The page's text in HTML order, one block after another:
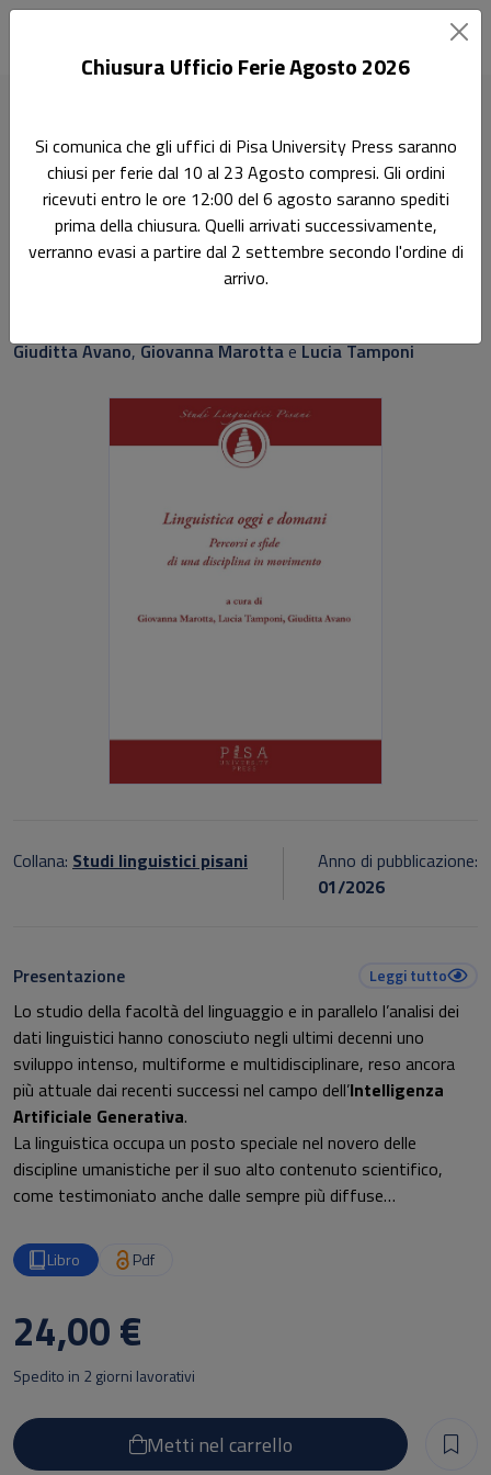
Ricerca
Linguistica oggi e domani
Percorsi e sfide di una disciplina in movimento
Giuditta Avano,Giovanna MarottaeLucia Tamponi
Collana: Studi linguistici pisani
Anno di pubblicazione:
01/2026
Presentazione Leggi tutto
Lo studio della facoltà del linguaggio e in parallelo l’analisi dei
dati linguistici hanno conosciuto negli ultimi decenni uno
sviluppo intenso, multiforme e multidisciplinare, reso ancora
più attuale dai recenti successi nel campo dell’Intelligenza
Artificiale Generativa.
La linguistica occupa un posto speciale nel novero delle
discipline umanistiche per il suo alto contenuto scientifico,
come testimoniato anche dalle sempre più diffuse
tradizionali.
In uno spirito mirato a promuovere il dialogo tra teorie e
oggi ‘fare linguistica
prossimo futuro.
di ricerca particolarmente promettenti, rappresentate da
studiosi di punta nei loro rispettivi ambiti.
Libro Pdf
24,00 €
Metti nel carrello
Spedito in 2 giorni lavorativi
Chiusura Ufficio Ferie Agosto 2026
Si comunica che gli uffici di Pisa University Press saranno
chiusi per ferie dal 10 al 23 Agosto compresi. Gli ordini
ricevuti entro le ore 12:00 del 6 agosto saranno spediti
prima della chiusura. Quelli arrivati successivamente,
verranno evasi a partire dal 2 settembre secondo l'ordine di
arrivo.